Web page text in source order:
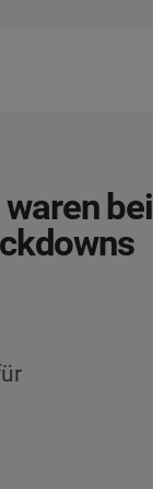
bei